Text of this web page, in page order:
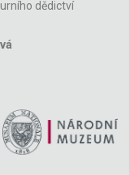
dědictví